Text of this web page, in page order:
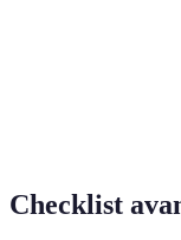
Checklist